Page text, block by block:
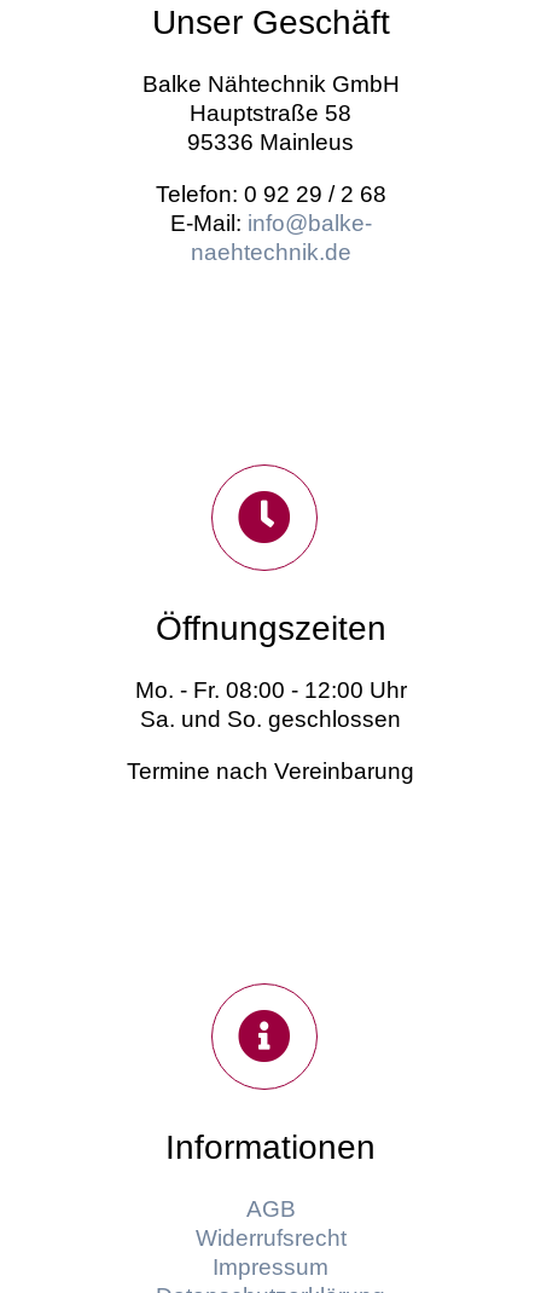
Unser Geschäft
Balke Nähtechnik GmbH
Hauptstraße 58
95336 Mainleus
Telefon: 0 92 29 / 2 68
E-Mail: info@balke-
naehtechnik.de
Öffnungszeiten
Mo. - Fr. 08:00 - 12:00 Uhr
Sa. und So. geschlossen
Termine nach Vereinbarung
Informationen
AGB
Widerrufsrecht
Impressum